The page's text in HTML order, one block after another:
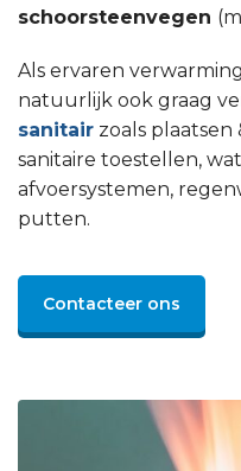
schoorsteenvegen
Als ervaren
natuurlijk ook graag
sanitair zoals plaatsen
sanitaire toestellen,
afvoersystemen,
putten.
Contacteer ons